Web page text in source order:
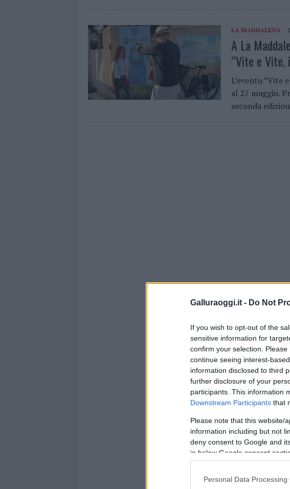
Galluraoggi.it - Do Not
If you wish to opt-out of the
sensitive information for
confirm your selection.
continue seeing interest-
information disclosed to third
further disclosure of your
participants. This information
Downstream Participants that
Please note that this website/
information including but not
deny consent to Google and
in below Google consent
Personal Data Processing
LA MADDALENA
A La
“Vite e
L’evento ”Vite
al 27 maggio.
seconda